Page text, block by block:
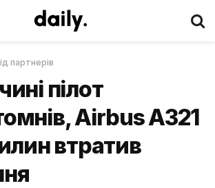
партнерів
пілот
Airbus A321
втратив